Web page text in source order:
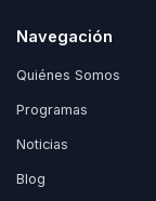
Navegación
Quiénes Somos
Programas
Noticias
Blog